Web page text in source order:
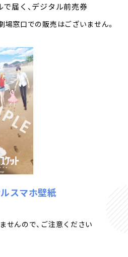
届く、デジタル前売券
場窓口での販売はございません。
スマホ壁紙
んので、 ご注意ください